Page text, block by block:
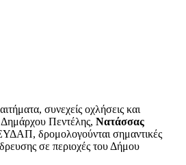
συνεχείς οχλήσεις και
Δημάρχου Πεντέλης, Νατάσσας
δρομολογούνται σημαντικές
σε περιοχές του Δήμου